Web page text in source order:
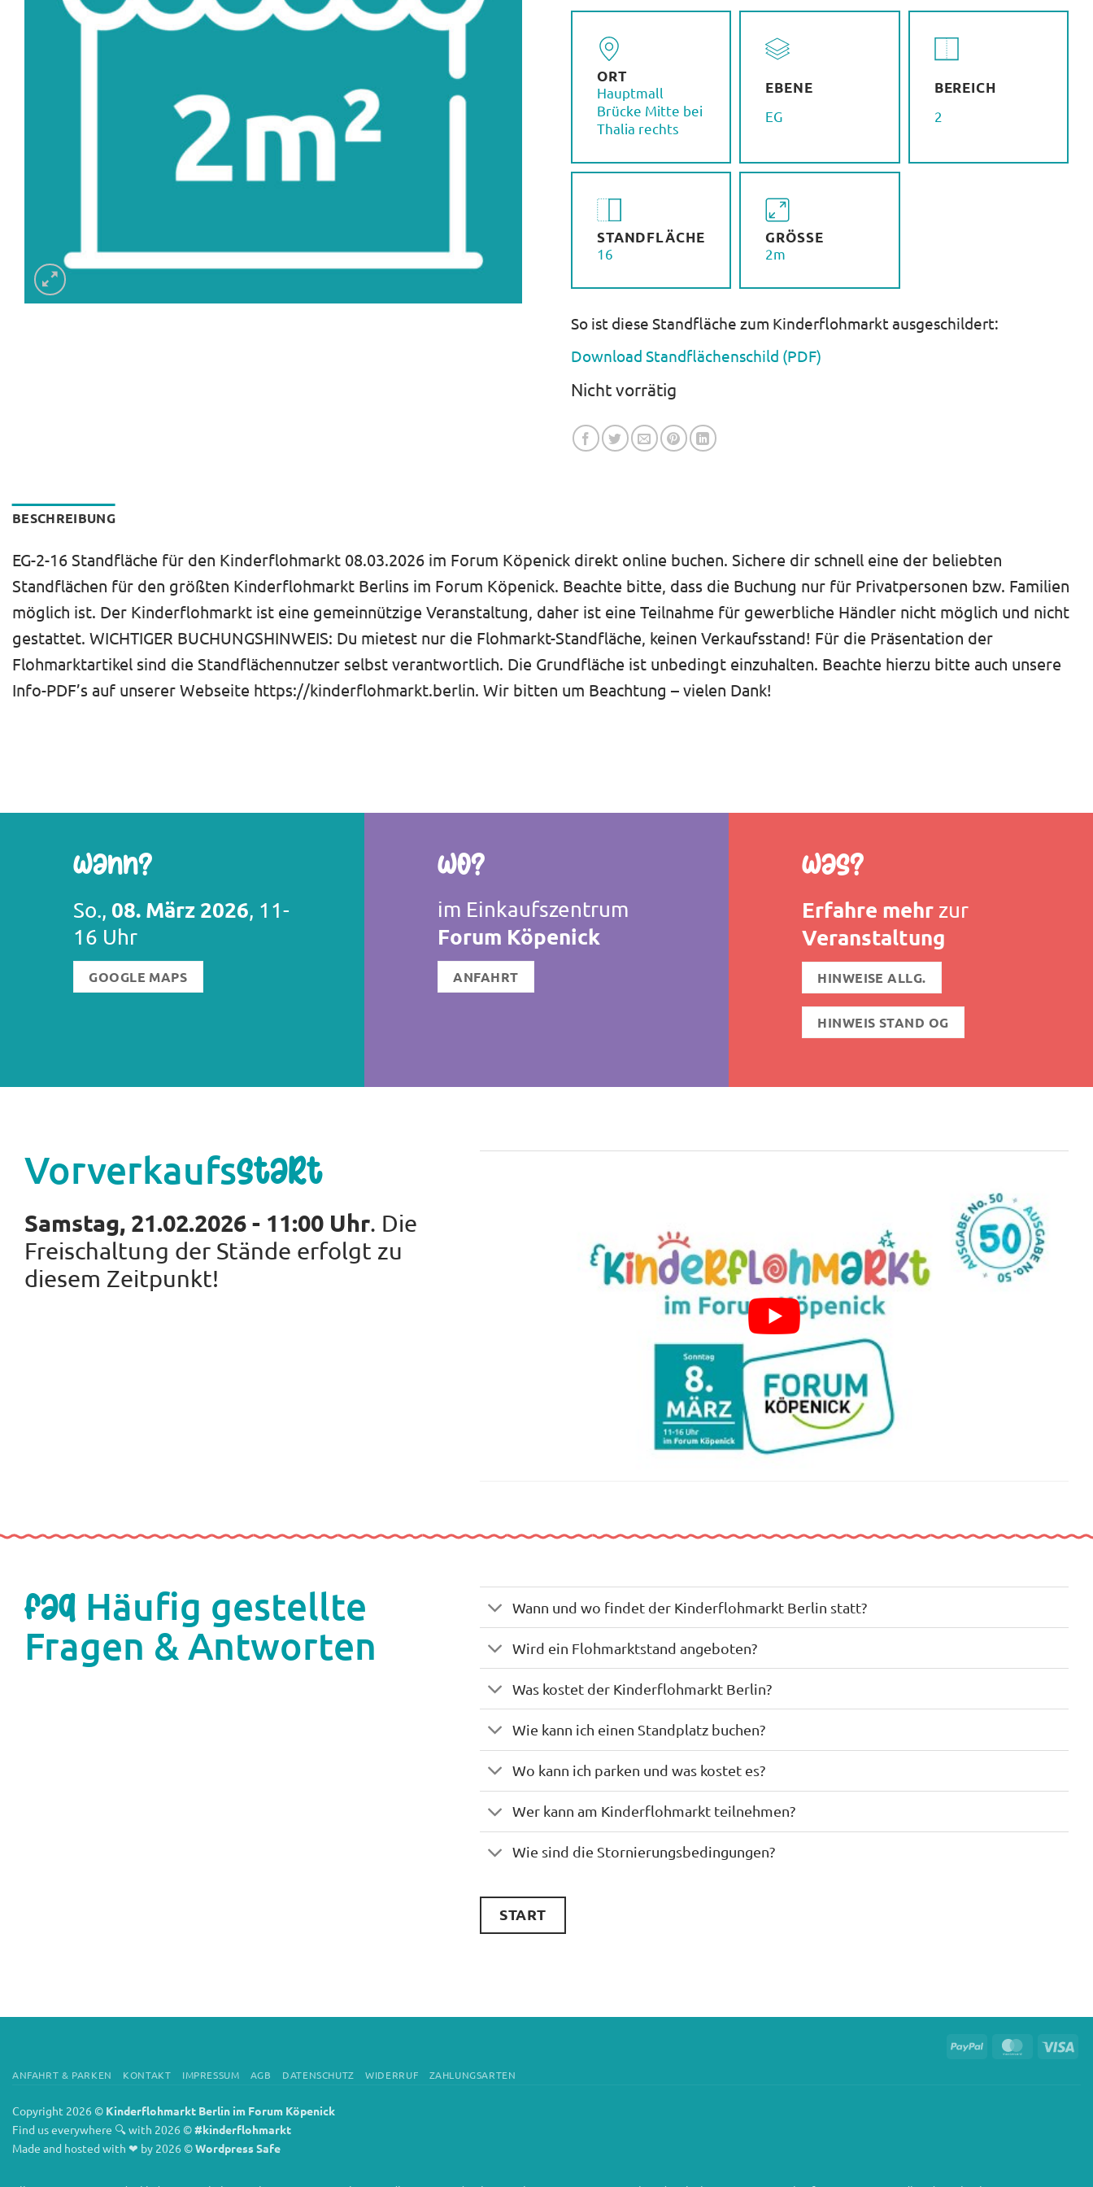
ORT
Hauptmall
Brücke Mitte bei
Thalia rechts
EBENE
EG
BEREICH
2
STANDFLÄCHE
16
GRÖSSE
2m
So ist diese Standfläche zum Kinderflohmarkt ausgeschildert:
Download Standflächenschild (PDF)
Nicht vorrätig
BESCHREIBUNG
EG-2-16 Standfläche für den Kinderflohmarkt 08.03.2026 im Forum Köpenick direkt online buchen. Sichere dir schnell eine der beliebten
Standflächen für den größten Kinderflohmarkt Berlins im Forum Köpenick. Beachte bitte, dass die Buchung nur für Privatpersonen bzw. Familien
möglich ist. Der Kinderflohmarkt ist eine gemeinnützige Veranstaltung, daher ist eine Teilnahme für gewerbliche Händler nicht möglich und nicht
gestattet. WICHTIGER BUCHUNGSHINWEIS: Du mietest nur die Flohmarkt-Standfläche, keinen Verkaufsstand! Für die Präsentation der
Flohmarktartikel sind die Standflächennutzer selbst verantwortlich. Die Grundfläche ist unbedingt einzuhalten. Beachte hierzu bitte auch unsere
Info-PDF’s auf unserer Webseite https://kinderflohmarkt.berlin. Wir bitten um Beachtung – vielen Dank!
Wann?
So., 08. März 2026, 11-
16 Uhr
GOOGLE MAPS
Wo?
im Einkaufszentrum
Forum Köpenick
ANFAHRT
Was?
Erfahre mehrzur
Veranstaltung
HINWEISE ALLG.
HINWEIS STAND OG
Vorverkaufsstart
Samstag, 21.02.2026 - 11:00 Uhr. Die
Freischaltung der Stände erfolgt zu
diesem Zeitpunkt!
FAQ Häufig gestellte
Fragen & Antworten
Wann und wo findet der Kinderflohmarkt Berlin statt?
Wird ein Flohmarktstand angeboten?
Was kostet der Kinderflohmarkt Berlin?
Wie kann ich einen Standplatz buchen?
Wo kann ich parken und was kostet es?
Wer kann am Kinderflohmarkt teilnehmen?
Wie sind die Stornierungsbedingungen?
START
PayPal MasterCard
ANFAHRT & PARKEN KONTAKT IMPRESSUM AGB DATENSCHUTZ WIDERRUF ZAHLUNGSARTEN
Copyright 2026 © Kinderflohmarkt Berlin im Forum Köpenick
Find us everywhere 🔍 with 2026 ©#kinderflohmarkt
Made and hosted with ❤ by 2026 ©Wordpress Safe